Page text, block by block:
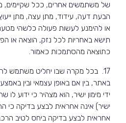
של משתמשים אחרים, ככל שקיימים,
הבעת דעה, עידוד, מתן עצה, מתן
או להימנע לעשות פעולה כלשהי
תישא באחריות לכל נזק, הוצאה או
כתוצאה מהסתמכות כאמור.
17. בכל מקרה שבו יחליט משתמש
באתר, בין אם באופן עצמאי ובין
ידי מימון ישיר, הוא מצהיר כי ידוע לו
ישיר) אינה אחראית לבצע בדיקה כי
אחראית לבצע בדיקה ביחס לטיב